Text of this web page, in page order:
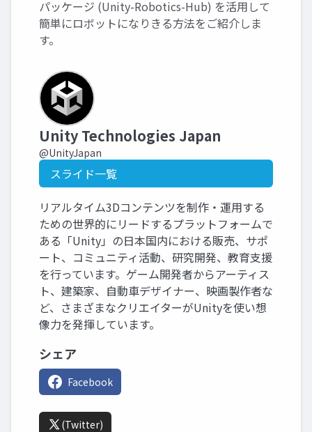
パッケージ (Unity-Robotics-Hub) を活用して
簡単にロボットになりきる方法をご紹介しま
す。
Unity Technologies Japan
@UnityJapan
スライド一覧
リアルタイム3Dコンテンツを制作・運用する
ための世界的にリードするプラットフォームで
ある「Unity」の日本国内における販売、サポ
ート、コミュニティ活動、研究開発、教育支援
を行っています。ゲーム開発者からアーティス
ト、建築家、自動車デザイナー、映画製作者な
ど、さまざまなクリエイターがUnityを使い想
像力を発揮しています。
シェア
Facebook
(Twitter)